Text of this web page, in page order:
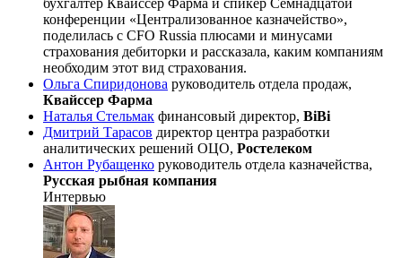
бухгалтер Квайссер Фарма и спикер Семнадцатой
конференции «Централизованное казначейство»,
поделилась с CFO Russia плюсами и минусами
страхования дебиторки и рассказала, каким компаниям
необходим этот вид страхования.
Ольга Спиридонова руководитель отдела продаж,
Квайссер Фарма
Наталья Стельмак финансовый директор, BiBi
Дмитрий Тарасов директор центра разработки
аналитических решений ОЦО, Ростелеком
Антон Рубащенко руководитель отдела казначейства,
Русская рыбная компания
Интервью